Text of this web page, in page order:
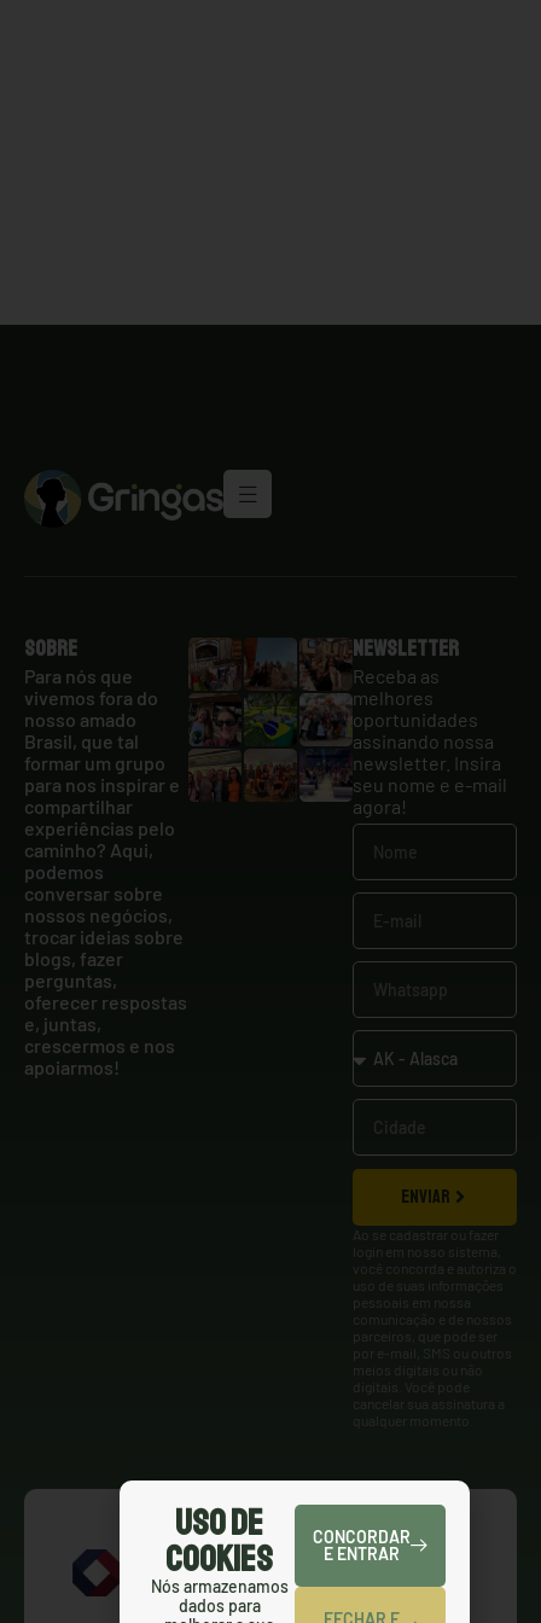
Sobre
Para nós que
vivemos fora do
nosso amado
Brasil, que tal
formar um grupo
para nos inspirar e
compartilhar
experiências pelo
caminho? Aqui,
podemos
conversar sobre
nossos negócios,
trocar ideias sobre
blogs, fazer
perguntas,
oferecer respostas
e, juntas,
crescermos e nos
apoiarmos!
Newsletter
Receba as
melhores
oportunidades
assinando nossa
newsletter. Insira
seu nome e e-mail
agora!
ENVIAR
Ao se cadastrar ou fazer
login em nosso sistema,
você concorda e autoriza o
uso de suas informações
pessoais em nossa
comunicação e de nossos
parceiros, que pode ser
por e-mail, SMS ou outros
meios digitais ou não
digitais. Você pode
cancelar sua assinatura a
qualquer momento.
Uso de
Cookies
Nós armazenamos
dados para
CONCORDAR
E ENTRAR
FECHAR E